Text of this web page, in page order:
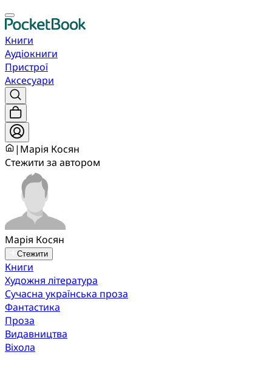
Книги
Аудіокниги
Пристрої
Аксесуари
| Марія Косян
Стежити за автором
Марія Косян
Стежити
Книги
Художня література
Сучасна українська проза
Фантастика
Проза
Видавництва
Віхола